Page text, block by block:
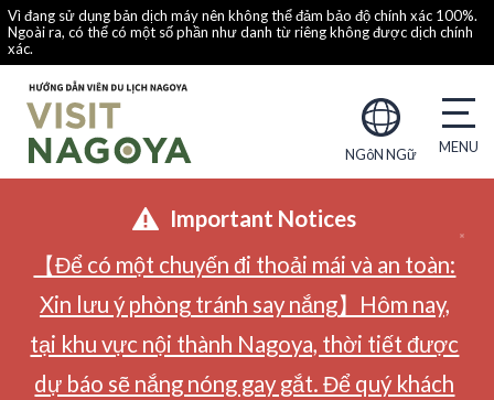
Vì đang sử dụng bản dịch máy nên không thể đảm bảo độ chính xác 100%.
Ngoài ra, có thể có một số phần như danh từ riêng không được dịch chính
xác.
NGôN NGữ
Important Notices
【Để có một chuyến đi thoải mái và an toàn:
Xin lưu ý phòng tránh say nắng】Hôm nay,
tại khu vực nội thành Nagoya, thời tiết được
dự báo sẽ nắng nóng gay gắt. Để quý khách